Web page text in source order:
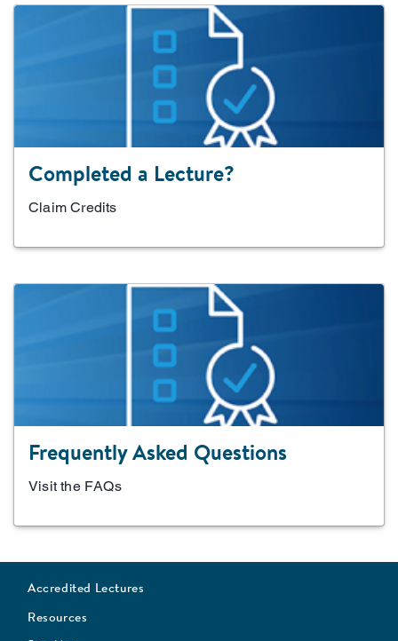
Completed a Lecture?
Claim Credits
Frequently Asked Questions
Visit the FAQs
Accredited Lectures
Resources